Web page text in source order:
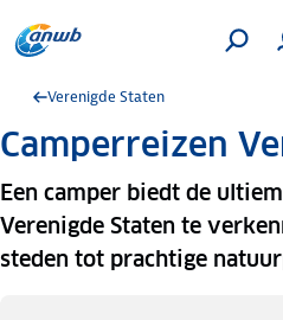
Verenigde Staten
Camperreizen
Een camper biedt de
Verenigde Staten te
steden tot prachtige